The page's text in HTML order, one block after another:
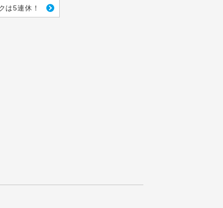
は5連休！